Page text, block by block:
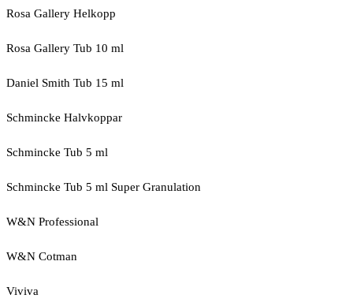
Rosa Gallery Helkopp
Rosa Gallery Tub 10 ml
Daniel Smith Tub 15 ml
Schmincke Halvkoppar
Schmincke Tub 5 ml
Schmincke Tub 5 ml Super Granulation
W&N Professional
W&N Cotman
Viviva